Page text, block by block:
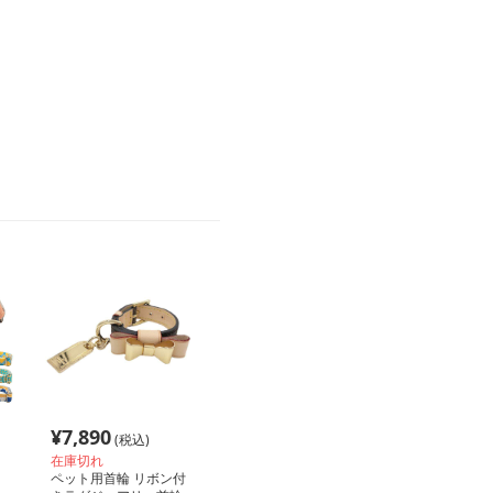
¥7,890(税込)
在庫切れ
ペット用首輪 リボン付